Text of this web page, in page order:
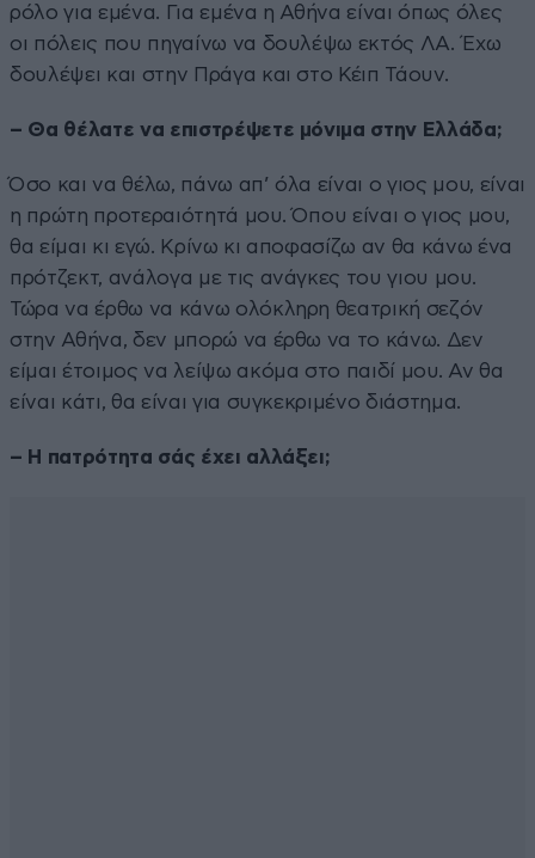
ρόλο για εμένα. Για εμένα η Αθήνα είναι όπως όλες
οι πόλεις που πηγαίνω να δουλέψω εκτός ΛΑ. Έχω
δουλέψει και στην Πράγα και στο Κέιπ Τάουν.
– Θα θέλατε να επιστρέψετε μόνιμα στην Ελλάδα;
Όσο και να θέλω, πάνω απ’ όλα είναι ο γιος μου, είναι
η πρώτη προτεραιότητά μου. Όπου είναι ο γιος μου,
θα είμαι κι εγώ. Κρίνω κι αποφασίζω αν θα κάνω ένα
πρότζεκτ, ανάλογα με τις ανάγκες του γιου μου.
Τώρα να έρθω να κάνω ολόκληρη θεατρική σεζόν
στην Αθήνα, δεν μπορώ να έρθω να το κάνω. Δεν
είμαι έτοιμος να λείψω ακόμα στο παιδί μου. Αν θα
είναι κάτι, θα είναι για συγκεκριμένο διάστημα.
– Η πατρότητα σάς έχει αλλάξει;